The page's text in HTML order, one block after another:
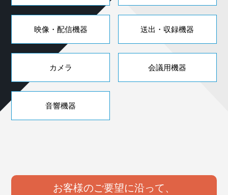
映像・配信機器 送出・収録機器
カメラ 会議用機器
音響機器
お客様のご要望に沿って、